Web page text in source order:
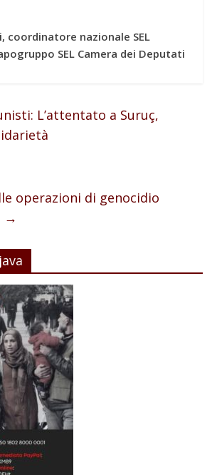
coordinatore nazionale SEL
SEL Camera dei Deputati
L’attentato a Suruç,
operazioni di genocidio
→